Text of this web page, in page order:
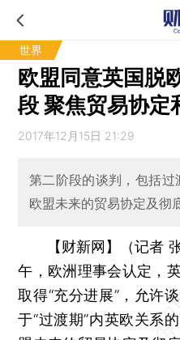
世界
欧盟同意英国脱
段 聚焦贸易协定
2017年12月15日 21:29
第二阶段的谈判，包括
欧盟未来的贸易协定及彻
【财新网】（记者
午，欧洲理事会认定，
取得“充分进展”，允许
于“过渡期”内英欧关系